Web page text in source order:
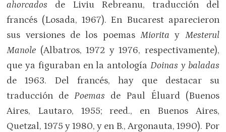
ahorcados de Liviu Rebreanu, traducción del
francés (Losada, 1967). En Bucarest aparecieron
sus versiones de los poemas Miorita y Mesterul
Manole (Albatros, 1972 y 1976, respectivamente),
que ya figuraban en la antologíaDoinas y baladas
de 1963. Del francés, hay que destacar su
traducción dePoemas de Paul Éluard (Buenos
Aires, Lautaro, 1955; reed., en Buenos Aires,
Quetzal, 1975 y 1980, y en B., Argonauta, 1990). Por